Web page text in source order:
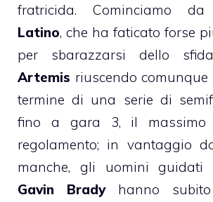
fratricida. Cominciamo da
Latino, che ha faticato forse
per sbarazzarsi dello
Artemis riuscendo comunque
termine di una serie di
fino a gara 3, il massimo
regolamento; in vantaggio
manche, gli uomini guidati
Gavin Bradyhanno